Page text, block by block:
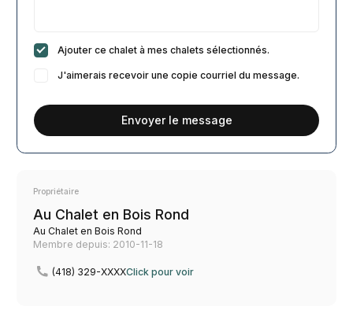
Propriétaire
Au Chalet en Bois Rond
Au Chalet en Bois Rond
Membre depuis: 2010-11-18
(418) 329-XXXXClick pour voir
Ajouter ce chalet à mes chalets sélectionnés.
J'aimerais recevoir une copie courriel du message.
Envoyer le message